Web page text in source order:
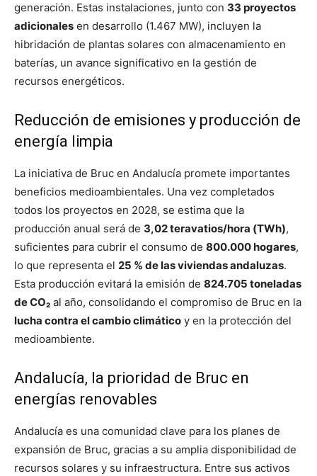
generación. Estas instalaciones, junto con 33 proyectos
adicionales en desarrollo (1.467 MW), incluyen la
hibridación de plantas solares con almacenamiento en
baterías, un avance significativo en la gestión de
recursos energéticos.
Reducción de emisiones y producción de
energía limpia
La iniciativa de Bruc en Andalucía promete importantes
beneficios medioambientales. Una vez completados
todos los proyectos en 2028, se estima que la
producción anual será de 3,02 teravatios/hora (TWh),
suficientes para cubrir el consumo de 800.000 hogares,
lo que representa el 25 % de las viviendas andaluzas.
Esta producción evitará la emisión de 824.705 toneladas
de CO₂ al año, consolidando el compromiso de Bruc en la
lucha contra el cambio climático y en la protección del
medioambiente.
Andalucía, la prioridad de Bruc en
energías renovables
Andalucía es una comunidad clave para los planes de
expansión de Bruc, gracias a su amplia disponibilidad de
recursos solares y su infraestructura. Entre sus activos